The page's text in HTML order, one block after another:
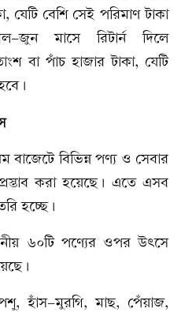
যেটি বেশি সেই পরিমাণ টাকা
জুন মাসে রিটার্ন দিলে
বা পাঁচ হাজার টাকা, যেটি
বাজেটে বিভিন্ন পণ্য ও সেবার
করা হয়েছে। এতে এসব
হচ্ছে।
৬০টি পণ্যের ওপর উৎসে
হাঁস-মুরগি, মাছ, পেঁয়াজ,